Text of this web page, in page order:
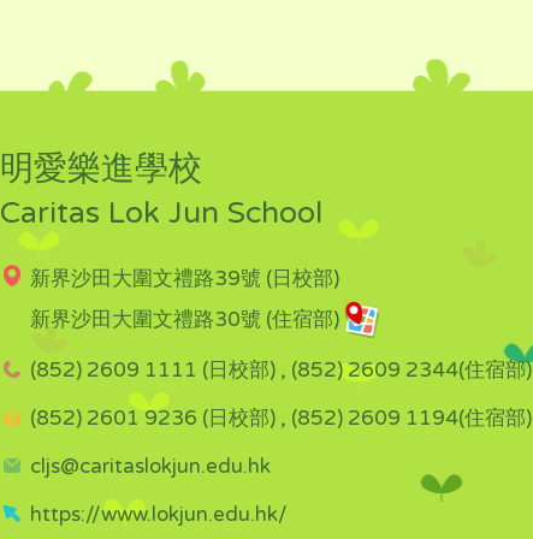
明愛樂進學校
Caritas Lok Jun School
新界沙田大圍文禮路39號 (日校部)
新界沙田大圍文禮路30號 (住宿部)
(852) 2609 1111 (日校部) , (852) 2609 2344(住宿部)
(852) 2601 9236 (日校部) , (852) 2609 1194(住宿部)
cljs@caritaslokjun.edu.hk
https://www.lokjun.edu.hk/